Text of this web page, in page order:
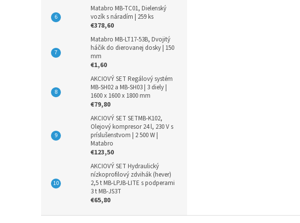
Matabro MB-TC01, Dielenský
vozík s náradím | 259 ks
€378,60
Matabro MB-LT17-53B, Dvojitý
háčik do dierovanej dosky | 150
mm
€1,60
AKCIOVÝ SET Regálový systém
MB-SH02 a MB-SH03 | 3 diely |
1600 x 1600 x 1800 mm
€79,80
AKCIOVÝ SET SETMB-K102,
Olejový kompresor 24 l, 230 V s
príslušenstvom | 2 500 W |
Matabro
€123,50
AKCIOVÝ SET Hydraulický
nízkoprofilový zdvihák (hever)
2,5 t MB-LPJB-LITE s podperami
3 t MB-JS3T
€65,80